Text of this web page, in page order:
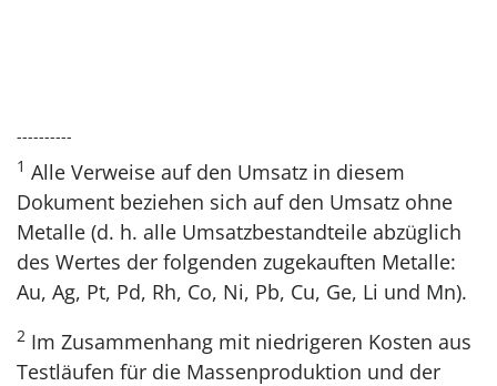
----------
1 Alle Verweise auf den Umsatz in diesem
Dokument beziehen sich auf den Umsatz ohne
Metalle (d. h. alle Umsatzbestandteile abzüglich
des Wertes der folgenden zugekauften Metalle:
Au, Ag, Pt, Pd, Rh, Co, Ni, Pb, Cu, Ge, Li und Mn).
2 Im Zusammenhang mit niedrigeren Kosten aus
Testläufen für die Massenproduktion und der